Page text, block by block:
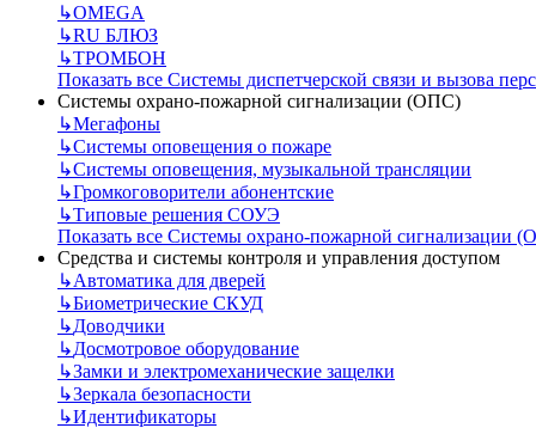
↳OMEGA
↳RU БЛЮЗ
↳ТРОМБОН
Показать все Системы диспетчерской связи и вызова
Системы охрано-пожарной сигнализации (ОПС)
↳Мегафоны
↳Системы оповещения о пожаре
↳Системы оповещения, музыкальной трансляции
↳Громкоговорители абонентские
↳Типовые решения СОУЭ
Показать все Системы охрано-пожарной сигнализации
Средства и системы контроля и управления доступом
↳Автоматика для дверей
↳Биометрические СКУД
↳Доводчики
↳Досмотровое оборудование
↳Замки и электромеханические защелки
↳Зеркала безопасности
↳Идентификаторы